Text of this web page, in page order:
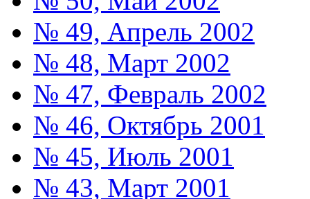
№ 49, Апрель 2002
№ 48, Март 2002
№ 47, Февраль 2002
№ 46, Октябрь 2001
№ 45, Июль 2001
№ 43, Март 2001